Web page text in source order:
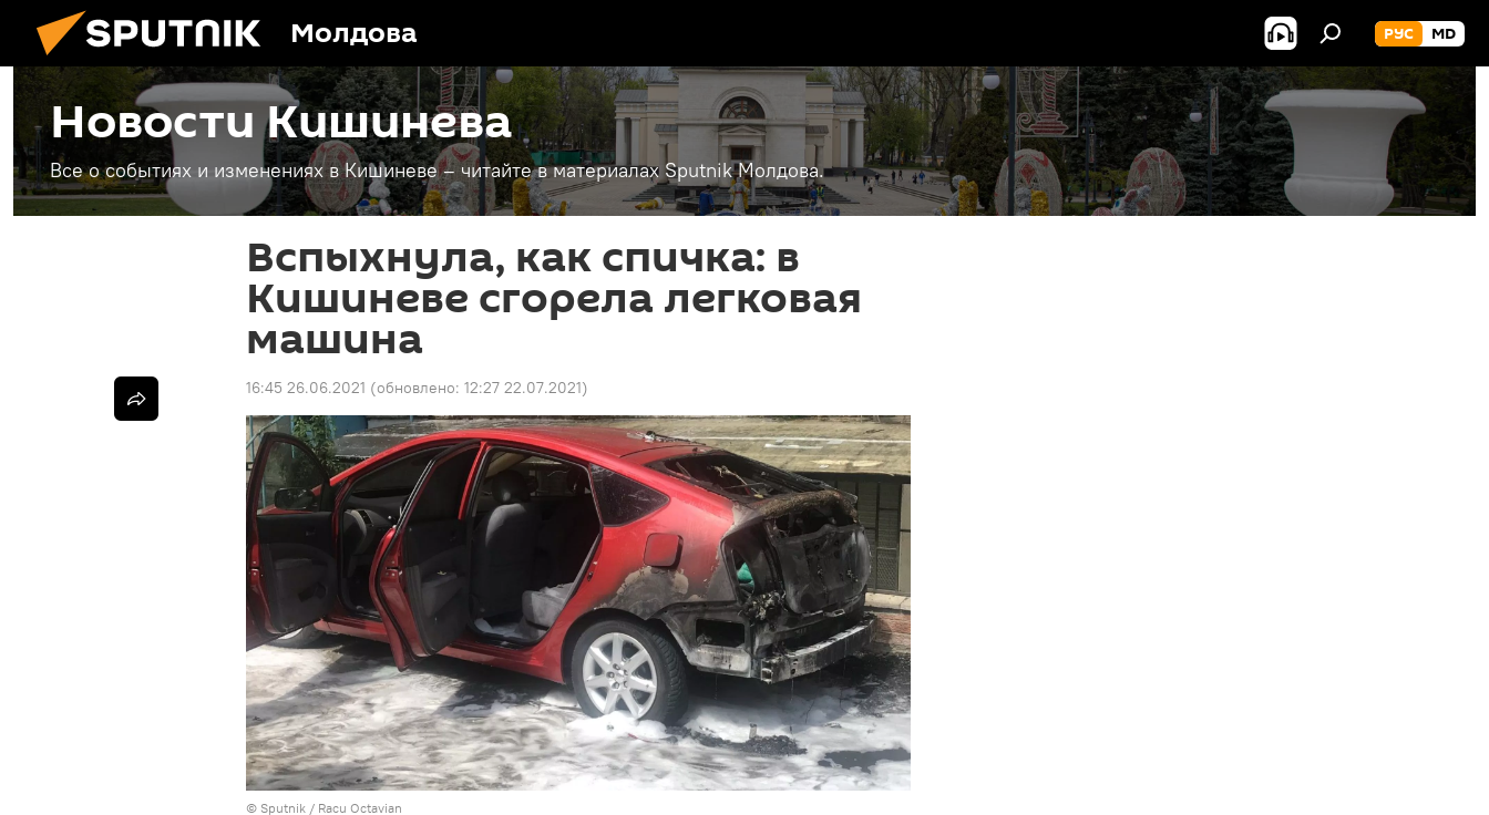
Молдова РУС MD
Новости Кишинева
Все о событиях и изменениях в Кишиневе – читайте в материалах Sputnik Молдова.
Вспыхнула, как спичка: в
Кишиневе сгорела легковая
машина
16:45 26.06.2021 (обновлено: 12:27 22.07.2021)
© Sputnik / Racu Octavian